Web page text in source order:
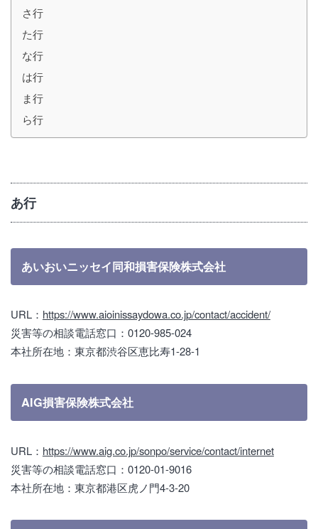
さ行
た行
な行
は行
ま行
ら行
あ行
あいおいニッセイ同和損害保険株式会社
URL： https://www.aioinissaydowa.co.jp/contact/accident/
災害等の相談電話窓口：0120-985-024
本社所在地：東京都渋谷区恵比寿1-28-1
AIG損害保険株式会社
URL： https://www.aig.co.jp/sonpo/service/contact/internet
災害等の相談電話窓口：0120-01-9016
本社所在地：東京都港区虎ノ門4-3-20